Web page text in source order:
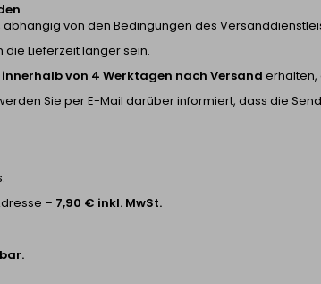
abhängig von den Bedingungen des
Lieferzeit länger sein.
von 4 Werktagen nach Versand erhalten,
Sie per E-Mail darüber informiert, dass die
– 7,90 € inkl. MwSt.